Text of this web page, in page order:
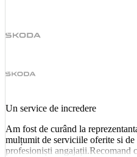
Un service de incredere
Am fost de curând la
mulțumit de serviciile oferite si de
profesioniști angajații.Recomand